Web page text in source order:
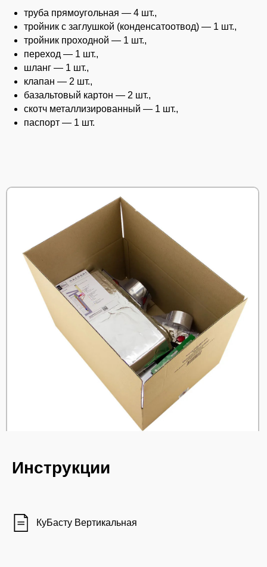
труба прямоугольная — 4 шт.,
тройник с заглушкой (конденсатоотвод) — 1 шт.,
тройник проходной — 1 шт.,
переход — 1 шт.,
шланг — 1 шт.,
клапан — 2 шт.,
базальтовый картон — 2 шт.,
скотч металлизированный — 1 шт.,
паспорт — 1 шт.
Инструкции
КуБасту Вертикальная